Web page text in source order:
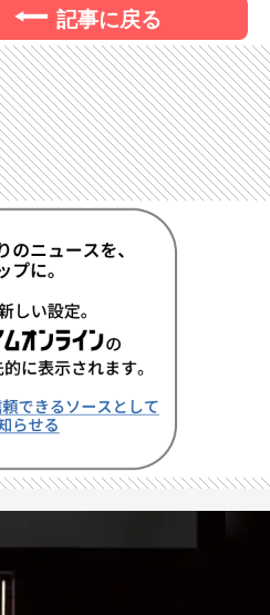
記事に戻る